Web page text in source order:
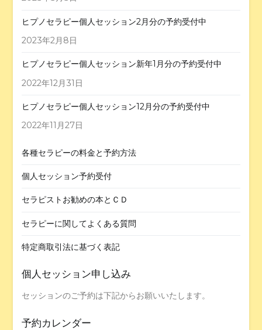
ヒプノセラピー個人セッション2月分の予約受付中
2023年2月8日
ヒプノセラピー個人セッション新年1月分の予約受付中
2022年12月31日
ヒプノセラピー個人セッション12月分の予約受付中
2022年11月27日
各種セラピーの料金と予約方法
個人セッション予約受付
セラピストお勧めの本とＣＤ
セラピーに関してよくある質問
特定商取引法に基づく表記
個人セッション申し込み
セッションのご予約は下記からお願いいたします。
予約カレンダー